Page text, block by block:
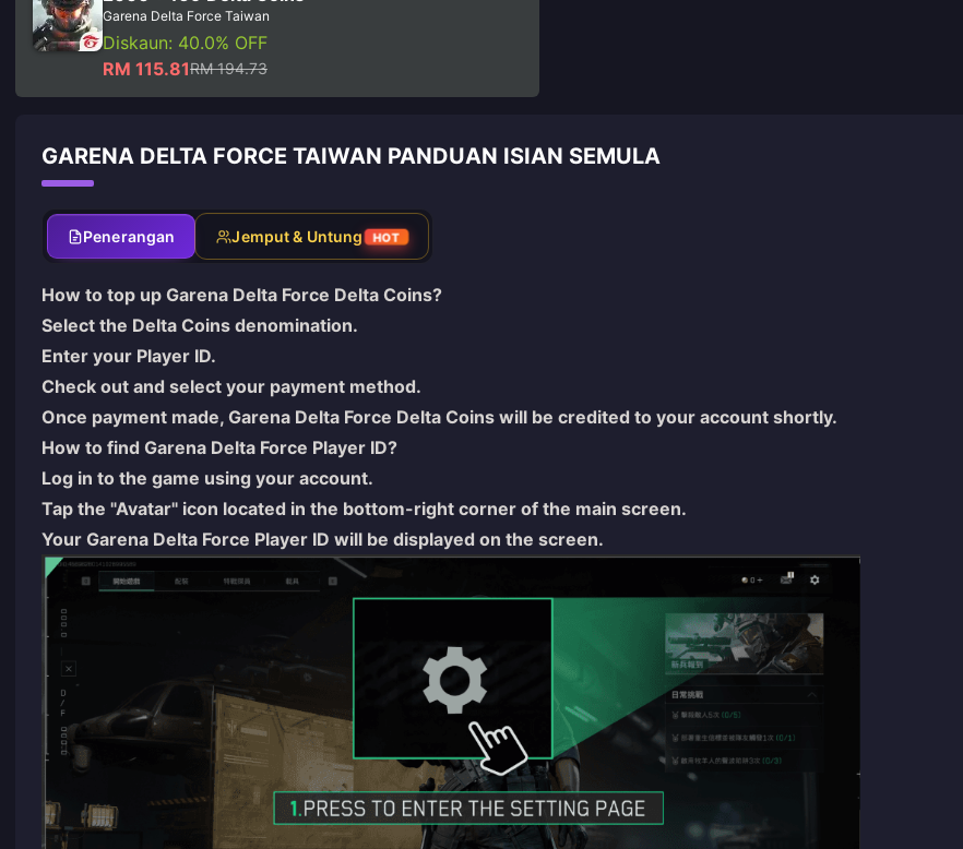
Garena Delta Force Taiwan
Diskaun: 40.0% OFF
RM 115.81RM 194.73
GARENA DELTA FORCE TAIWAN PANDUAN ISIAN SEMULA
Penerangan Jemput & Untung HOT
How to top up Garena Delta Force Delta Coins?
Select the Delta Coins denomination.
Enter your Player ID.
Check out and select your payment method.
Once payment made, Garena Delta Force Delta Coins will be credited to your account shortly.
How to find Garena Delta Force Player ID?
Log in to the game using your account.
Tap the "Avatar" icon located in the bottom-right corner of the main screen.
Your Garena Delta Force Player ID will be displayed on the screen.